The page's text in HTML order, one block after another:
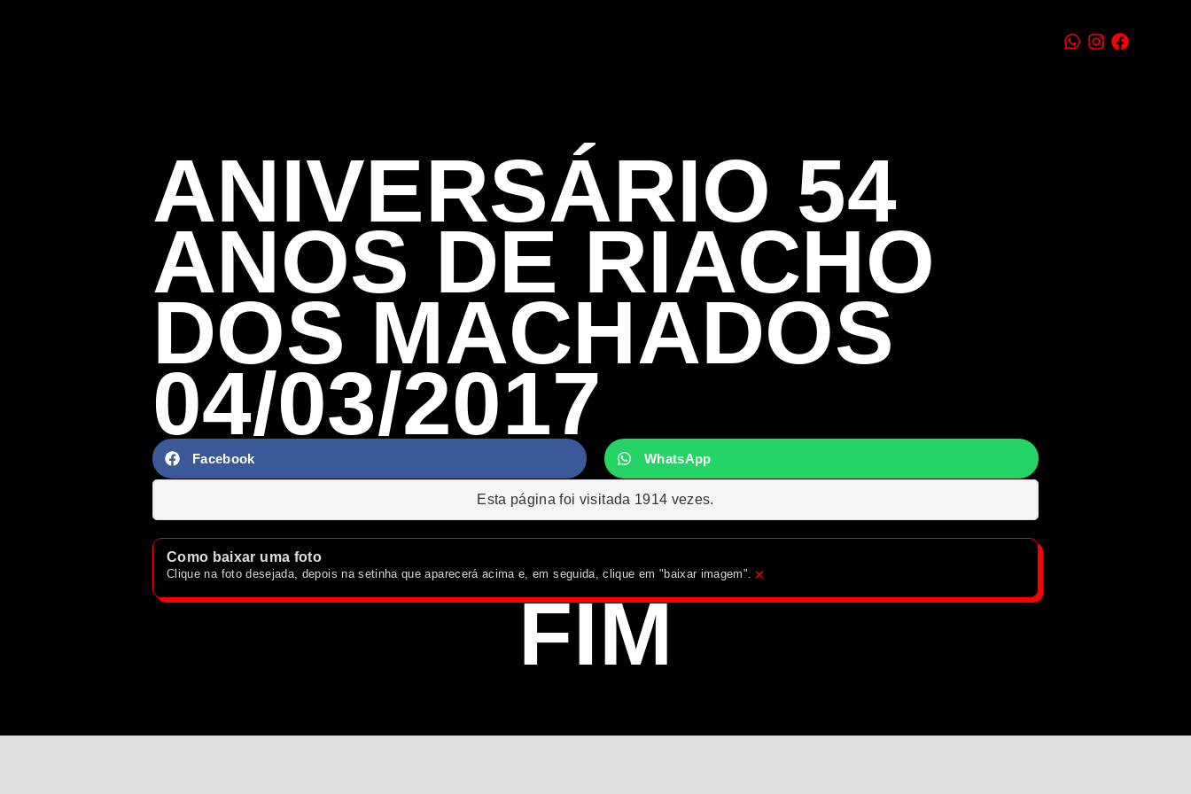
ANIVERSÁRIO 54
ANOS DE RIACHO
DOS MACHADOS
04/03/2017
Facebook WhatsApp
Esta página foi visitada 1914 vezes.
Como baixar uma foto
Clique na foto desejada, depois na setinha que aparecerá acima e, em seguida, clique em "baixar imagem". ×
FIM